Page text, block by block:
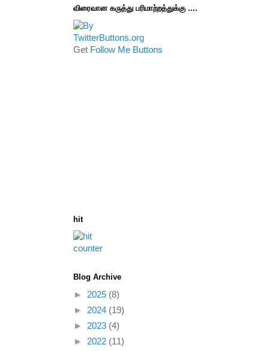
விரைவான கருத்து பரிமாற்றத்துக்கு ....
Get Follow Me Buttons
hit
Blog Archive
► 2025 (8)
► 2024 (19)
► 2023 (4)
► 2022 (11)